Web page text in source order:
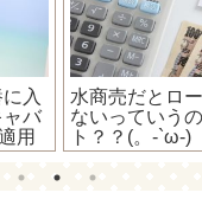
入
ャバ
用
水商売だとロ
ないっていう
ト？？(。-`ω-)